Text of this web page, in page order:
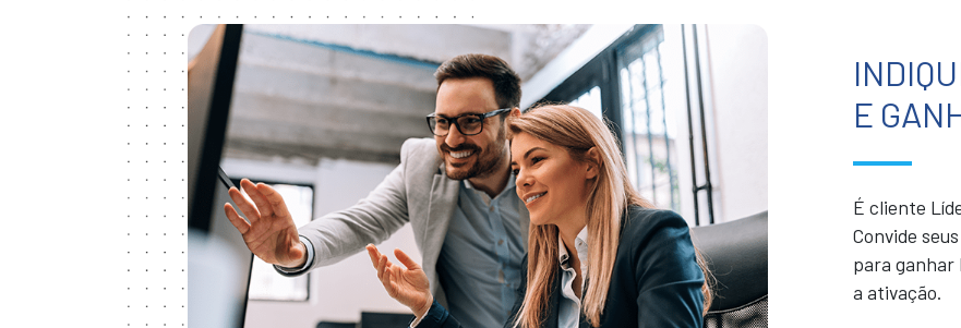
E
É cliente
Convide
para ganhar
a ativação.